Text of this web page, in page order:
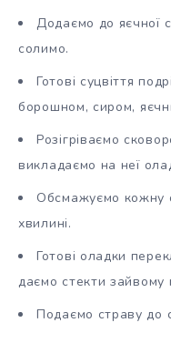
Додаємо до яєчної
солимо.
Готові суцвіття
борошном, сиром,
Розігріваємо
викладаємо на неї
Обсмажуємо кожну
хвилині.
Готові оладки
даємо стекти зайвому
Подаємо страву до